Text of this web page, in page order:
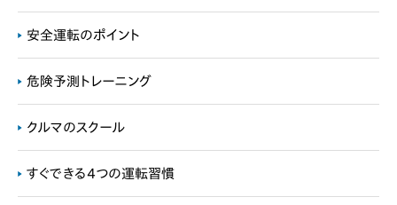
安全運転のポイント
危険予測トレーニング
クルマのスクール
すぐできる4つの運転習慣